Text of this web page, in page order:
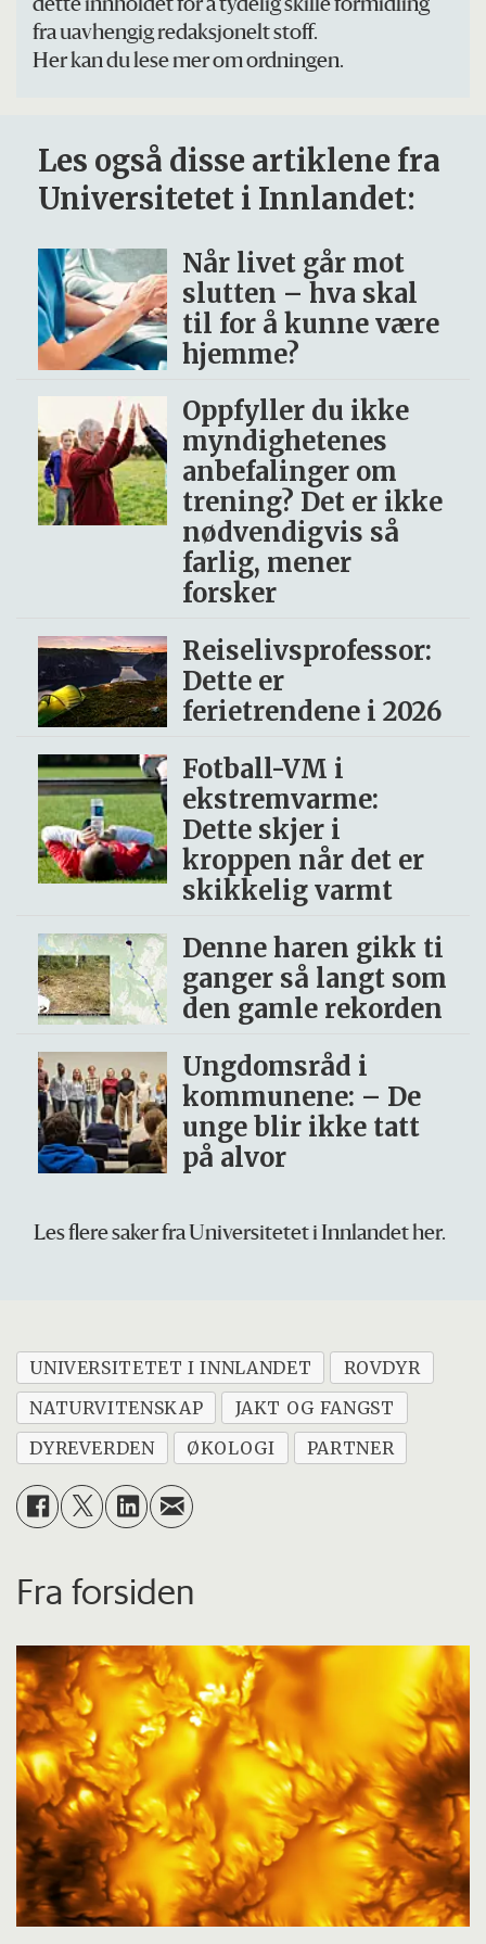
dette innholdet for å tydelig skille formidling
fra uavhengig redaksjonelt stoff.
Her kan du lese mer om ordningen.
Les også disse artiklene fra
Universitetet i Innlandet:
Når livet går mot
slutten – hva skal
til for å kunne være
hjemme?
Oppfyller du ikke
myndighetenes
anbefalinger om
trening? Det er ikke
nødvendigvis så
farlig, mener
forsker
Reiselivsprofessor:
Dette er
ferietrendene i 2026
Fotball-VM i
ekstremvarme:
Dette skjer i
kroppen når det er
skikkelig varmt
Denne haren gikk ti
ganger så langt som
den gamle rekorden
Ungdomsråd i
kommunene: – De
unge blir ikke tatt
på alvor
Les flere saker fra Universitetet i Innlandet her.
UNIVERSITETET I INNLANDET
ROVDYR
NATURVITENSKAP
JAKT OG FANGST
DYREVERDEN
ØKOLOGI PARTNER
Fra forsiden